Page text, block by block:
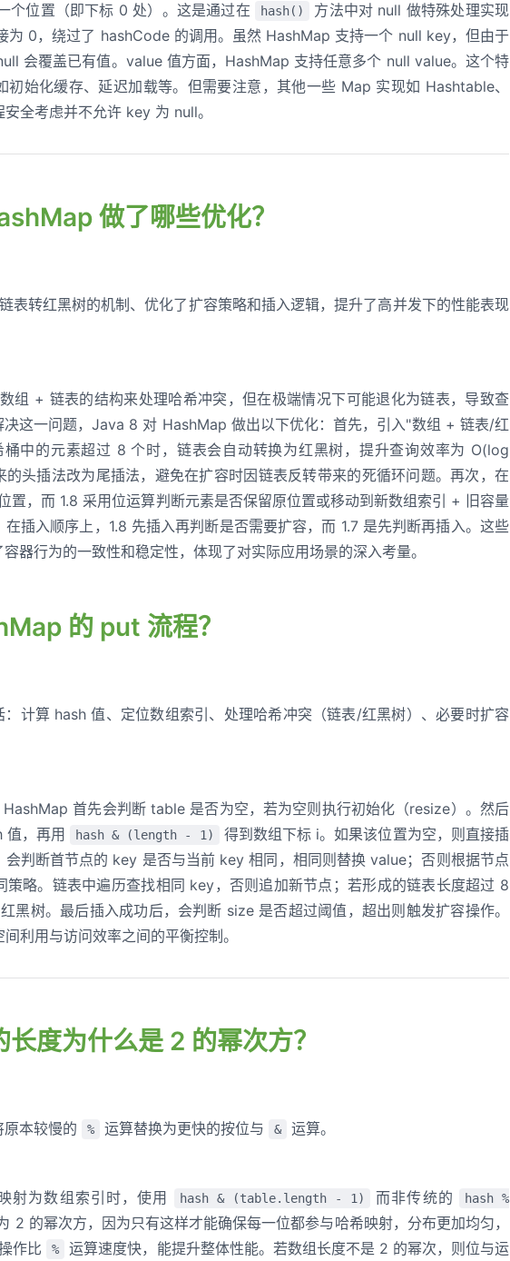
个位置（即下标 0 处）。这是通过在
hash()
方法中对 null 做特殊处理实现
为 0，绕过了 hashCode 的调用。虽然 HashMap 支持一个 null key，但由于
会覆盖已有值。value 值方面，HashMap 支持任意多个 null value。这个特
初始化缓存、延迟加载等。但需要注意，其他一些 Map 实现如 Hashtable、
全考虑并不允许 key 为 null。
做了哪些优化？
表转红黑树的机制、优化了扩容策略和插入逻辑，提升了高并发下的性能表现
组 + 链表的结构来处理哈希冲突，但在极端情况下可能退化为链表，导致查
这一问题，Java 8 对 HashMap 做出以下优化：首先，引入"数组 + 链表/红
中的元素超过 8 个时，链表会自动转换为红黑树，提升查询效率为 O(log
头插法改为尾插法，避免在扩容时因链表反转带来的死循环问题。再次，在
置，而 1.8 采用位运算判断元素是否保留原位置或移动到新数组索引 + 旧容量
插入顺序上，1.8 先插入再判断是否需要扩容，而 1.7 是先判断再插入。这些
器行为的一致性和稳定性，体现了对实际应用场景的深入考量。
的 put 流程？
计算 hash 值、定位数组索引、处理哈希冲突（链表/红黑树）、必要时扩容
HashMap 首先会判断 table 是否为空，若为空则执行初始化（resize）。然后
，再用
hash & (length - 1)
得到数组下标 i。如果该位置为空，则直接插
会判断首节点的 key 是否与当前 key 相同，相同则替换 value；否则根据节点
策略。链表中遍历查找相同 key，否则追加新节点；若形成的链表长度超过 8
黑树。最后插入成功后，会判断 size 是否超过阈值，超出则触发扩容操作。
利用与访问效率之间的平衡控制。
度为什么是 2 的幂次方？
本较慢的
% 运算替换为更快的按位与 & 运算。
射为数组索引时，使用
hash & (table.length - 1) 而非传统的
hash %
2 的幂次方，因为只有这样才能确保每一位都参与哈希映射，分布更加均匀，
作比 %
运算速度快，能提升整体性能。若数组长度不是 2 的幂次，则位与运